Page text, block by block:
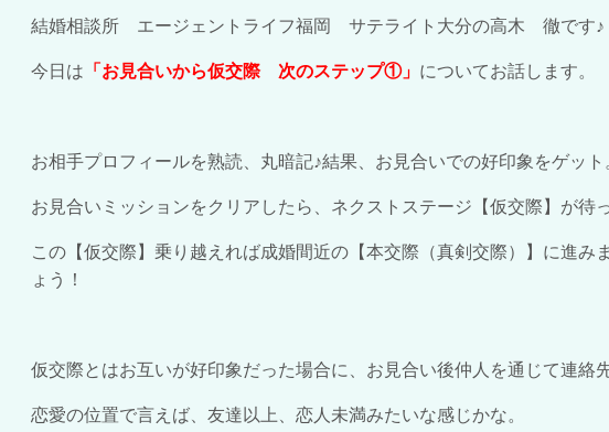
結婚相談所 エージェントライフ福岡 サテライト大分の高木 徹です♪
今日は 「お見合いから仮交際 次のステップ①」 についてお話します。
お相手プロフィールを熟読、丸暗記♪結果、お見合いでの好印象をゲット
お見合いミッションをクリアしたら、ネクストステージ【仮交際】が待
この【仮交際】乗り越えれば成婚間近の【本交際（真剣交際）】に進み
ょう！
仮交際とはお互いが好印象だった場合に、お見合い後仲人を通じて連絡
恋愛の位置で言えば、友達以上、恋人未満みたいな感じかな。